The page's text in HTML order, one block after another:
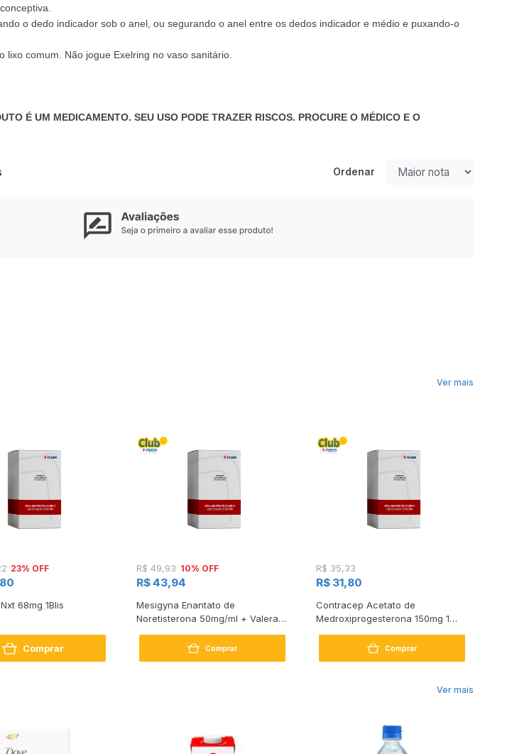
o dedo indicador sob o anel, ou segurando o anel entre os dedos indicador e médio e puxando-o
comum. Não jogue Exelring no vaso sanitário.
É UM MEDICAMENTO. SEU USO PODE TRAZER RISCOS. PROCURE O MÉDICO E O
Ordenar
Ver mais
23% OFF
68mg 1Blis
Comprar
R$ 49,93 10% OFF
R$ 43,94
Mesigyna Enantato de
Noretisterona 50mg/ml + Valerato
de Estradiol 5mg/ml Ampola 1ml
Comprar
R$ 35,33
R$ 31,80
Contracep Acetato de
Medroxiprogesterona 150mg 1
Ampola
Comprar
Ver mais